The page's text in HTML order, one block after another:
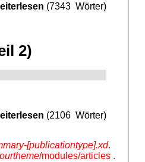
(7343 Wörter)
2)
(2106 Wörter)
[publicationtype].xd.
/modules/articles .